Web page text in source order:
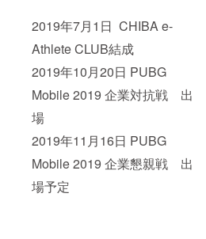
2019年7月1日 CHIBA e-
Athlete CLUB結成
2019年10月20日 PUBG
Mobile 2019 企業対抗戦 出
場
2019年11月16日 PUBG
Mobile 2019 企業懇親戦 出
場予定